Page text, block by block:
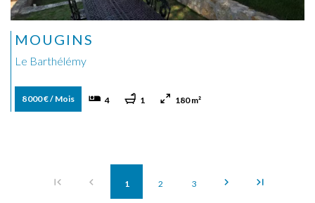
MOUGINS
Le Barthélémy
8 000 € / Mois 4 1 180 m²
1 2 3